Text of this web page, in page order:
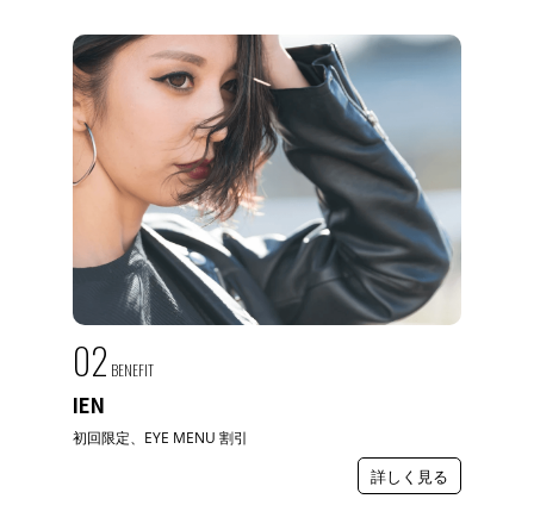
02 BENEFIT
IEN
初回限定、EYE MENU 割引
詳しく見る